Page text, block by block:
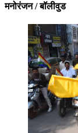
मनोरंजन / बॉलीवुड